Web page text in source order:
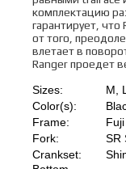
комплектацию
гарантирует,
от того,
влетает в
Ranger проедет
Sizes:
M, L
Color(s):
Frame:
Fork:
SR
Crankset: